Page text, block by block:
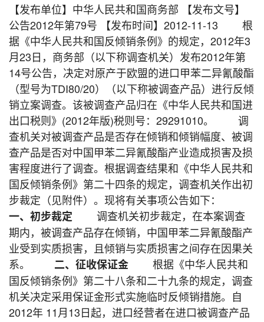
【发布单位】中华人民共和国商务部 【发布文号】
公告2012年第79号 【发布时间】2012-11-13 根
据《中华人民共和国反倾销条例》的规定，2012年3
月23日，商务部（以下称调查机关）发布2012年第
14号公告，决定对原产于欧盟的进口甲苯二异氰酸酯
（型号为TDI80/20）（以下称被调查产品）进行反倾
销立案调查。该被调查产品归在《中华人民共和国进
出口税则》(2012年版)税则号：29291010。 调
查机关对被调查产品是否存在倾销和倾销幅度、被调
查产品是否对中国甲苯二异氰酸酯产业造成损害及损
害程度进行了调查。根据调查结果和《中华人民共和
国反倾销条例》第二十四条的规定，调查机关作出初
步裁定（见附件）。现将有关事项公告如下：
一、初步裁定 调查机关初步裁定，在本案调查
期内，被调查产品存在倾销，中国甲苯二异氰酸酯产
业受到实质损害，且倾销与实质损害之间存在因果关
系。 二、征收保证金 根据《中华人民共和
国反倾销条例》第二十八条和二十九条的规定，调查
机关决定采用保证金形式实施临时反倾销措施。自
2012年 11月13日起，进口经营者在进口被调查产品